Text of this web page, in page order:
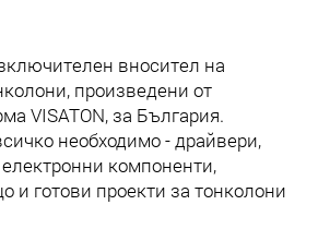
вносител на
произведени от
VISATON, за България.
необходимо - драйвери,
компоненти,
и готови проекти за тонколони